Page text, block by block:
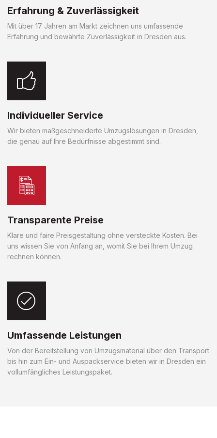
Erfahrung & Zuverlässigkeit
Mit über 17 Jahren am Markt zeichnen uns umfassende
Erfahrung und bewährte Zuverlässigkeit in Dresden aus.
Individueller Service
Wir bieten maßgeschneiderte Umzugslösungen in Dresden,
die genau auf Ihre Bedürfnisse abgestimmt sind.
Transparente Preise
Klare und faire Preisgestaltung ohne versteckte Kosten. Bei
uns wissen Sie von Anfang an, womit Sie bei Ihrem Umzug
rechnen können.
Umfassende Leistungen
Von der Bereitstellung von Umzugsmaterial über den Transport
bis hin zum Ein- und Auspackservice bieten wir in Dresden ein
vollumfängliches Leistungspaket.